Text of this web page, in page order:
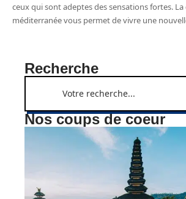
ceux qui sont adeptes des sensations fortes. La
méditerranée vous permet de vivre une
Recherche
Nos coups de coeur